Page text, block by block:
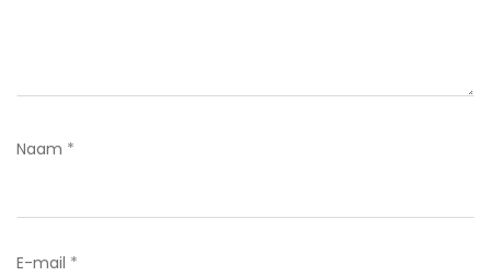
Naam *
E-mail *